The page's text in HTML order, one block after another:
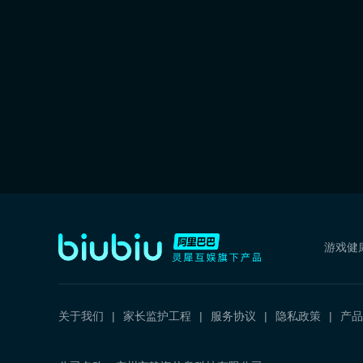
游戏健
关于我们 家长监护工程 服务协议 隐私政策 产